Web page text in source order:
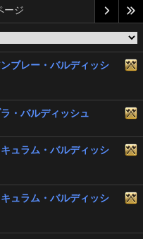
ージ
ブレー・バルディッシ
・バルディッシュ
ュラム・バルディッシ
ュラム・バルディッシ